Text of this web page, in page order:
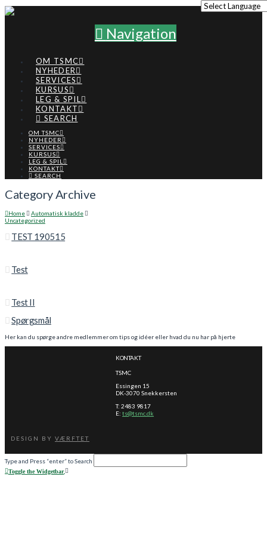
Navigation
OM TSMC
NYHEDER
SERVICES
KURSUS
LEG & SPIL
KONTAKT
SEARCH
OM TSMC
NYHEDER
SERVICES
KURSUS
LEG & SPIL
KONTAKT
SEARCH
Category Archive
Home
Automatisk kladde
Uncategorized
TEST 190515
Test
Test II
Spørgsmål
Her kan du spørge andre medlemmer om tips og idéer eller hvad du nu har på hjerte
KONTAKT
TSMC
Essingen 15
DK-3070 Snekkersten
T: 2483 9817
E:ts@tsmc.dk
DESIGN BY VÆRFTET
Type and Press “enter” to Search
Toggle the Widgetbar